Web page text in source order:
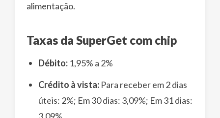
alimentação.
Taxas da SuperGet com chip
Débito: 1,95% a 2%
Crédito à vista: Para receber em 2 dias
úteis: 2%; Em 30 dias: 3,09%; Em 31 dias: